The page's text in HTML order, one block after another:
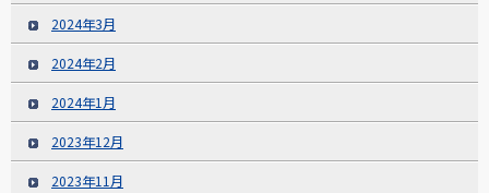
2024年3月
2024年2月
2024年1月
2023年12月
2023年11月